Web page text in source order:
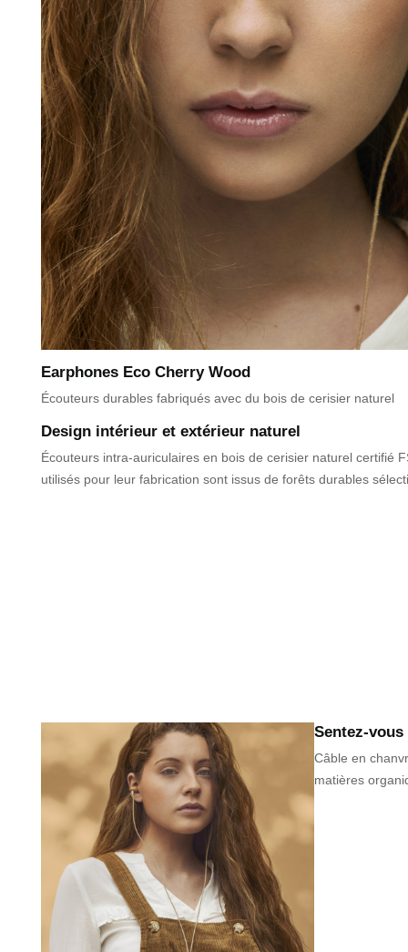
Earphones Eco Cherry Wood
Écouteurs durables fabriqués avec du bois de cerisier naturel
Design intérieur et extérieur naturel
Écouteurs intra-auriculaires en bois de cerisier naturel certifié
utilisés pour leur fabrication sont issus de forêts durables
Sentez-
Câble en
matières